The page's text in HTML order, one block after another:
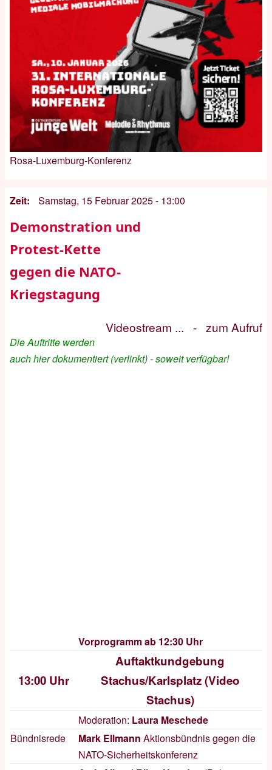
Rosa-Luxemburg-Konferenz
Zeit Samstag, 15 Februar 2025 - 13:00
Demonstration und
Protest-Kette
gegen die NATO-
Kriegstagung
Videostream ... - zum Aufruf
Die Auftritte werden
auch hier dokumentiert (verlinkt) - soweit verfügbar!
Vorprogramm ab 12:30 Uhr
13:00 Uhr
Auftaktkundgebung
Stachus/Karlsplatz (Video
Stachus)
Moderation: Laura Meschede
Bündnisrede
Mark Ellmann Aktionsbündnis gegen die
NATO-Sicherheitskonferenz